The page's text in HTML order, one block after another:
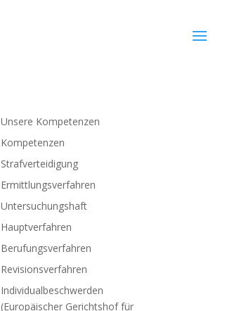
Unsere Kompetenzen
Kompetenzen
Strafverteidigung
Ermittlungsverfahren
Untersuchungshaft
Hauptverfahren
Berufungsverfahren
Revisionsverfahren
Individualbeschwerden
(Europäischer Gerichtshof für